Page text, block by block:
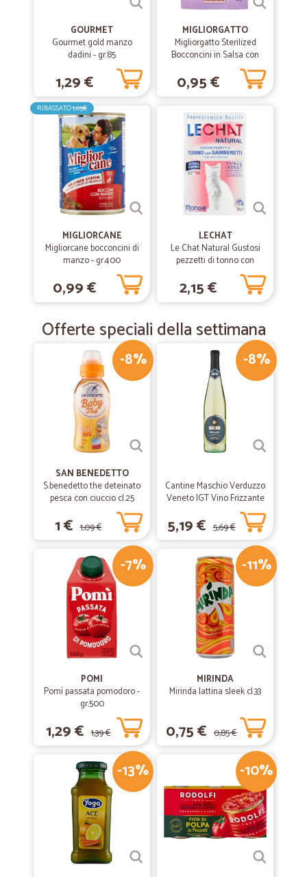
GOURMET
Gourmet gold manzo
dadini - gr.85
1,29 €
MIGLIORGATTO
Migliorgatto Sterilized
Bocconcini in Salsa con
Agnello e Verdure 85 gr.
0,95 €
RIBASSATO1,05€
MIGLIORCANE
Migliorcane bocconcini di
manzo - gr.400
0,99 €
LECHAT
Le Chat Natural Gustosi
pezzetti di tonno con
gamberetti 80 gr.
2,15 €
Offerte speciali della settimana
-8%
SAN BENEDETTO
S.benedetto the deteinato
pesca con ciuccio cl.25
1 € 1,09 €
-8%
Cantine Maschio Verduzzo
Veneto IGT Vino Frizzante
5,19 € 5,69 €
-7%
POMI
Pomì passata pomodoro -
gr.500
1,29 € 1,39 €
-11%
MIRINDA
Mirinda lattina sleek cl.33
0,75 € 0,85 €
-13% -10%